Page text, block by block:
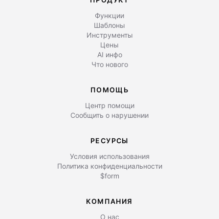
Функции
Шаблоны
Инструменты
Цены
AI инфо
Что нового
ПОМОЩЬ
Центр помощи
Сообщить о нарушении
РЕСУРСЫ
Условия использования
Политика конфиденциальности
$form
КОМПАНИЯ
О нас